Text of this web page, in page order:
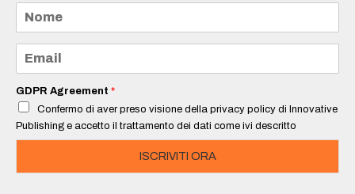
m
e
a
i
*
GDPR Agreement *
Confermo di aver preso visione della privacy policy di Innovative
Publishing e accetto il trattamento dei dati come ivi descritto
ISCRIVITI ORA